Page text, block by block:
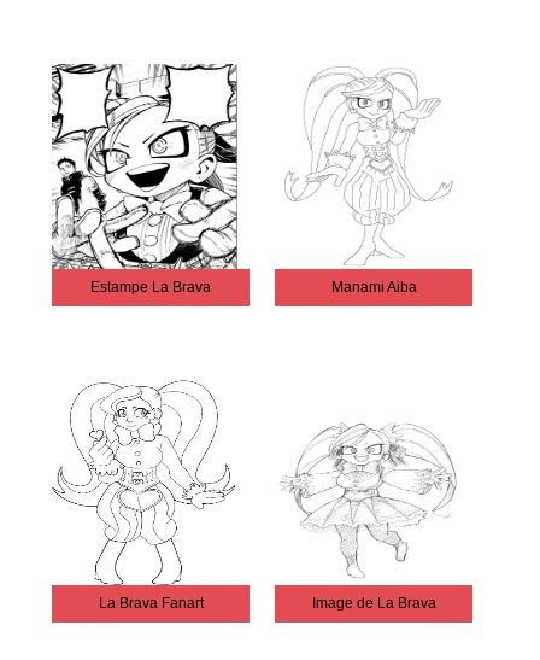
Estampe La Brava Manami Aiba
La Brava Fanart Image de La Brava